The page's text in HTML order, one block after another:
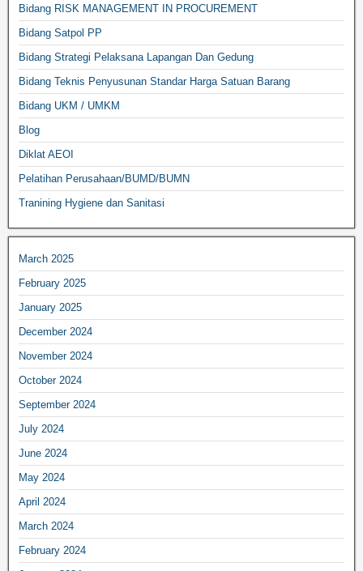
Bidang RISK MANAGEMENT IN PROCUREMENT
Bidang Satpol PP
Bidang Strategi Pelaksana Lapangan Dan Gedung
Bidang Teknis Penyusunan Standar Harga Satuan Barang
Bidang UKM / UMKM
Blog
Diklat AEOI
Pelatihan Perusahaan/BUMD/BUMN
Tranining Hygiene dan Sanitasi
March 2025
February 2025
January 2025
December 2024
November 2024
October 2024
September 2024
July 2024
June 2024
May 2024
April 2024
March 2024
February 2024